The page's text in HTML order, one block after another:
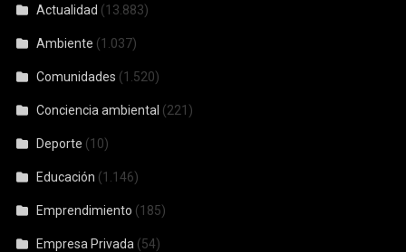
Actualidad (13.883)
Ambiente (1.037)
Comunidades (1.520)
Conciencia ambiental (221)
Deporte (10)
Educación (1.146)
Emprendimiento (185)
Empresa Privada (54)